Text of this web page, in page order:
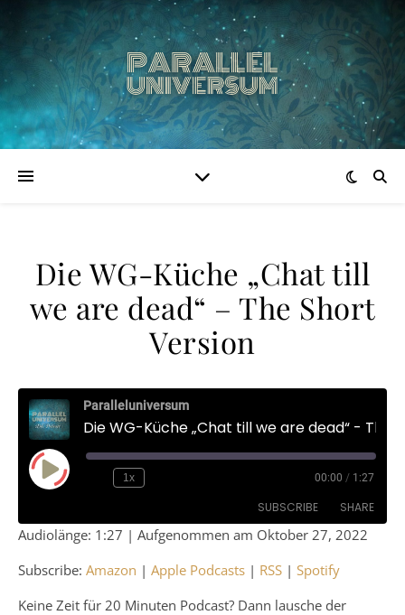
Die WG-Küche „Chat till
we are dead“ – The Short
Version
Paralleluniversum
Play Episode 1x 00:00 / 1:27
SUBSCRIBE SHARE
SHARE
LINK
Audiolänge: 1:27 | Aufgenommen am Oktober 27, 2022
Subscribe: Amazon | Apple Podcasts | RSS | Spotify
Keine Zeit für 20 Minuten Podcast? Dann lausche der